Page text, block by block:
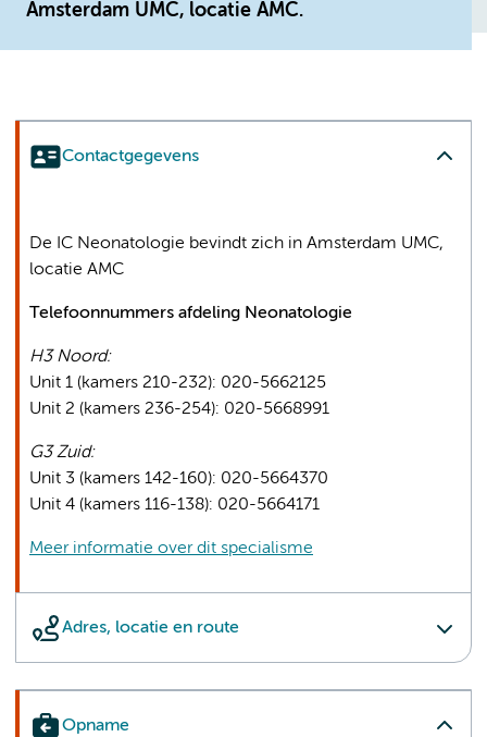
Amsterdam UMC, locatie AMC.
Contactgegevens
Adres, locatie en route
De IC Neonatologie bevindt zich in Amsterdam UMC,
locatie AMC
Telefoonnummers afdeling Neonatologie
H3 Noord:
Unit 1 (kamers 210-232): 020-5662125
Unit 2 (kamers 236-254): 020-5668991
G3 Zuid:
Unit 3 (kamers 142-160): 020-5664370
Unit 4 (kamers 116-138): 020-5664171
Meer informatie over dit specialisme
Opname